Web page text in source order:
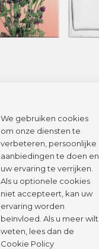
We gebruiken cookies
om onze diensten te
verbeteren, persoonlijke
aanbiedingen te doen en
uw ervaring te verrijken.
Als u optionele cookies
niet accepteert, kan uw
ervaring worden
beïnvloed. Als u meer wilt
weten, lees dan de
Cookie Policy